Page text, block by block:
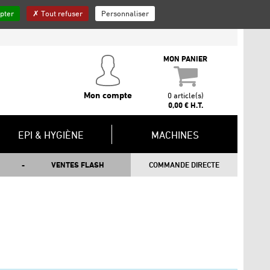
QUI SOMMES-NOUS ? INSCRIPTION NEWSLETTER
Mon compte
MON PANIER
0 article(s)
0,00 € H.T.
EPI & HYGIÈNE MACHINES
VENTES FLASH COMMANDE DIRECTE
Tout refuser Personnaliser